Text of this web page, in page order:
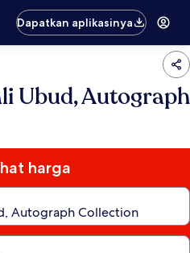
Dapatkan aplikasinya
Ubud, Autograph
harga